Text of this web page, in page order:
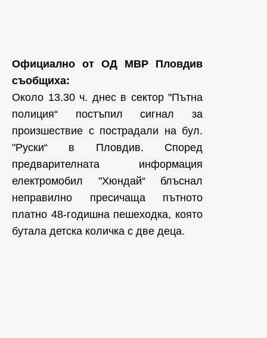
Официално от ОД МВР Пловдив
съобщиха:
Около 13.30 ч. днес в сектор "Пътна
полиция“ постъпил сигнал за
произшествие с пострадали на бул.
"Руски“ в Пловдив. Според
предварителната информация
електромобил "Хюндай“ блъснал
неправилно пресичаща пътното
платно 48-годишна пешеходка, която
бутала детска количка с две деца.